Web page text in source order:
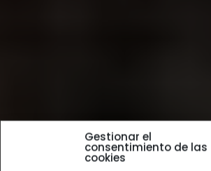
Gestionar el
consentimiento de las
cookies